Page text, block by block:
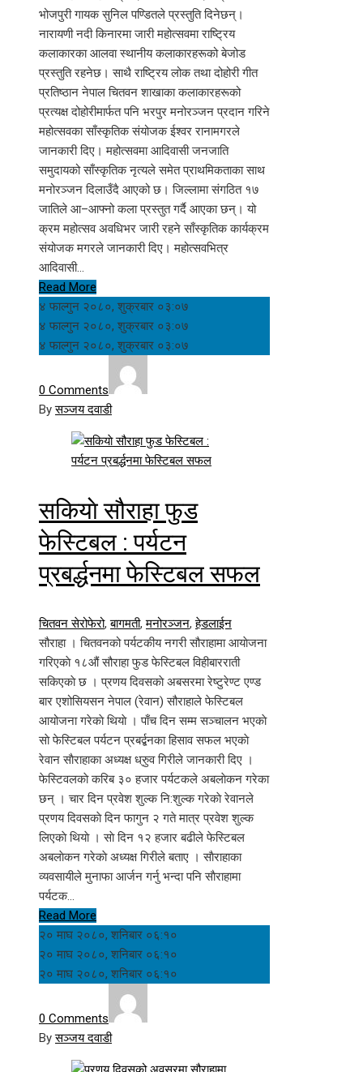
भोजपुरी गायक सुनिल पण्डितले प्रस्तुति दिनेछन्।
नारायणी नदी किनारमा जारी महोत्सवमा राष्ट्रिय
कलाकारका आलवा स्थानीय कलाकारहरूको बेजोड
प्रस्तुति रहनेछ। साथै राष्ट्रिय लोक तथा दोहोरी गीत
प्रतिष्ठान नेपाल चितवन शाखाका कलाकारहरूको
प्रत्यक्ष दोहोरीमार्फत पनि भरपुर मनोरञ्जन प्रदान गरिने
महोत्सवका साँस्कृतिक संयोजक ईश्वर रानामगरले
जानकारी दिए। महोत्सवमा आदिवासी जनजाति
समुदायको साँस्कृतिक नृत्यले समेत प्राथमिकताका साथ
मनोरञ्जन दिलाउँदै आएको छ। जिल्लामा संगठित १७
जातिले आ–आफ्नो कला प्रस्तुत गर्दै आएका छन्। यो
क्रम महोत्सव अवधिभर जारी रहने साँस्कृतिक कार्यक्रम
संयोजक मगरले जानकारी दिए। महोत्सवभित्र
आदिवासी…
Read More
४ फाल्गुन २०८०, शुक्रबार ०३:०७
४ फाल्गुन २०८०, शुक्रबार ०३:०७
४ फाल्गुन २०८०, शुक्रबार ०३:०७
0 Comments
Byसञ्जय दवाडी
सकियाे सौराहा फुड
फेस्टिबल : पर्यटन
प्रबर्द्धनमा फेस्टिबल सफल
चितवन सेरोफेरो,बागमती,मनोरञ्जन,हेडलाईन
सौराहा । चितवनको पर्यटकीय नगरी सौराहामा आयाेजना
गरिएकाे १८औं सौराहा फुड फेस्टिबल विहीबारराती
सकिएकाे छ । प्रणय दिवसकाे अबसरमा रेष्टुरेण्ट एण्ड
बार एशोसियसन नेपाल (रेवान) सौराहाले फेस्टिबल
आयोजना गरेकाे थियाे । पाँच दिन सम्म सञ्चालन भएकाे
साे फेस्टिबल पर्यटन प्रबर्द्बनका हिसाव सफल भएकाे
रेवान साैराहाका अध्यक्ष ध्रुुव गिरीले जानकारी दिए ।
फेस्टिवलकाे करिब ३० हजार पर्यटकले अबलाेकन गरेका
छन् । चार दिन प्रवेश शुल्क नि:शुल्क गरेकाे रेवानले
प्रणय दिवसकाे दिन फागुन २ गते मात्र प्रवेश शुल्क
लिएकाे थियाे । साे दिन १२ हजार बढीले फेस्टिबल
अबलाेकन गरेकाे अध्यक्ष गिरीले बताए । साैराहाका
व्यवसायीले मुनाफा आर्जन गर्नु भन्दा पनि साैराहामा
पर्यटक…
Read More
२० माघ २०८०, शनिबार ०६:१०
२० माघ २०८०, शनिबार ०६:१०
२० माघ २०८०, शनिबार ०६:१०
0 Comments
Byसञ्जय दवाडी